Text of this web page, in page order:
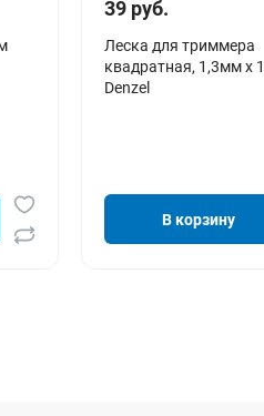
39 руб.
Леска для триммера
квадратная, 1,3мм х
Denzel
В корзину